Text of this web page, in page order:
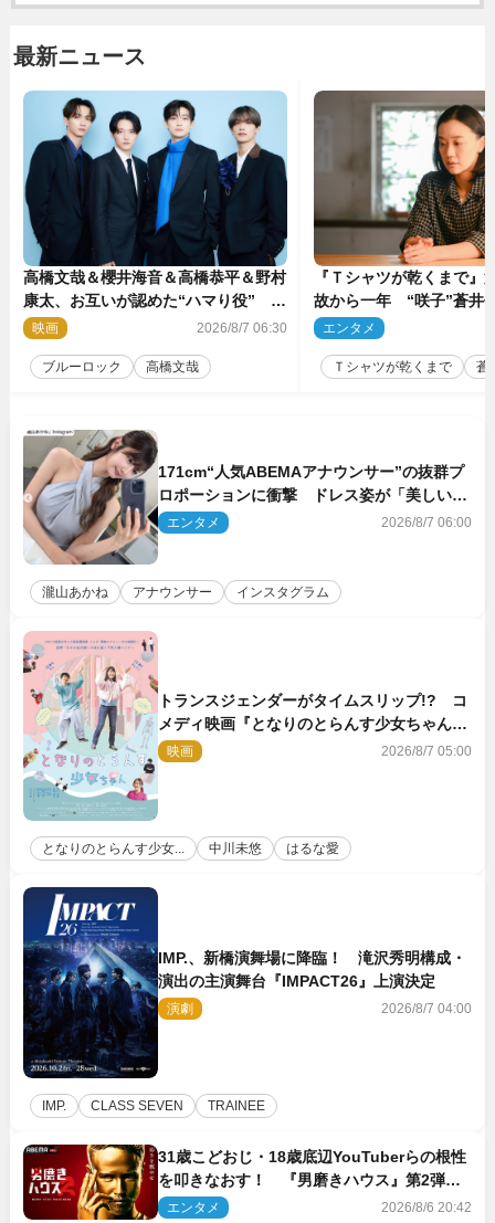
最新ニュース
高橋文哉＆櫻井海音＆高橋恭平＆野村
康太、お互いが認めた“ハマり役”
『ブルーロック』で築いた最高のチー
映画 2026/8/7 06:30
ブルーロック 高橋文哉
『Ｔシャツが乾くまで』
故から一年 “咲子”蒼井
島歩は心を許しあえる関
エンタメ
Ｔシャツが乾くまで 蒼
171cm“人気ABEMAアナウンサー”の抜群プ
ロポーションに衝撃 ドレス姿が「美しい」
「品がありすぎる」
エンタメ 2026/8/7 06:00
瀧山あかね アナウンサー インスタグラム
トランスジェンダーがタイムスリップ!? コ
メディ映画『となりのとらんす少女ちゃん』
11.7公開決定
映画 2026/8/7 05:00
となりのとらんす少女... 中川未悠 はるな愛
IMP.、新橋演舞場に降臨！ 滝沢秀明構成・
演出の主演舞台『IMPACT26』上演決定
演劇 2026/8/7 04:00
IMP. CLASS SEVEN TRAINEE
31歳こどおじ・18歳底辺YouTuberらの根性
を叩きなおす！ 『男磨きハウス』第2弾コ
ーチ陣発表
エンタメ 2026/8/6 20:42